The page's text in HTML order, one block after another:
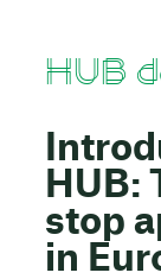
HUB
HUB:
stop
in